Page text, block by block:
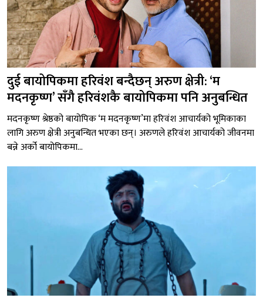
दुई बायोपिकमा हरिवंश बन्दैछन् अरुण क्षेत्री: ‘म
मदनकृष्ण’ सँगै हरिवंशकै बायोपिकमा पनि अनुबन्धित
मदनकृष्ण श्रेष्ठको बायोपिक ‘म मदनकृष्ण’मा हरिवंश आचार्यको भूमिकाका
लागि अरुण क्षेत्री अनुबन्धित भएका छन्। अरुणले हरिवंश आचार्यको जीवनमा
बन्ने अर्को बायोपिकमा...